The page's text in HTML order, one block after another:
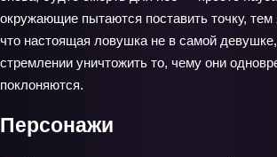
окружающие пытаются поставить точку, тем
что настоящая ловушка не в самой
стремлении уничтожить то, чему они
поклоняются.
Персонажи